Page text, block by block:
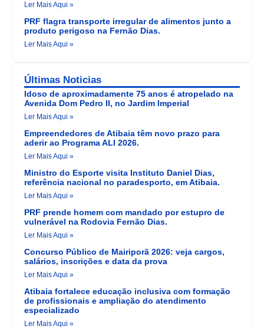
Ler Mais Aqui »
PRF flagra transporte irregular de alimentos junto a
produto perigoso na Fernão Dias.
Ler Mais Aqui »
Últimas Noticias
Idoso de aproximadamente 75 anos é atropelado na
Avenida Dom Pedro II, no Jardim Imperial
Ler Mais Aqui »
Empreendedores de Atibaia têm novo prazo para
aderir ao Programa ALI 2026.
Ler Mais Aqui »
Ministro do Esporte visita Instituto Daniel Dias,
referência nacional no paradesporto, em Atibaia.
Ler Mais Aqui »
PRF prende homem com mandado por estupro de
vulnerável na Rodovia Fernão Dias.
Ler Mais Aqui »
Concurso Público de Mairiporã 2026: veja cargos,
salários, inscrições e data da prova
Ler Mais Aqui »
Atibaia fortalece educação inclusiva com formação
de profissionais e ampliação do atendimento
especializado
Ler Mais Aqui »